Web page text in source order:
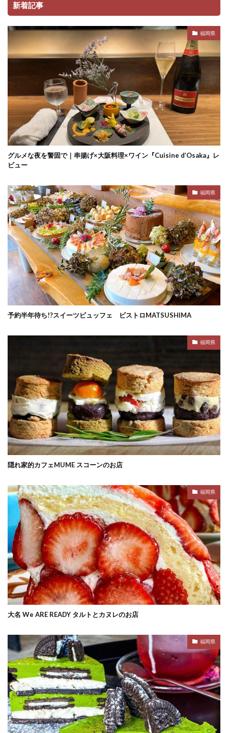
新着記事
福岡県
グルメな夜を警固で｜串揚げ×大阪料理×ワイン『Cuisine d’Osaka』レ
ビュー
福岡県
予約半年待ち!?スイーツビュッフェ ビストロMATSUSHIMA
福岡県
隠れ家的カフェMUME スコーンのお店
福岡県
大名 We ARE READY タルトとカヌレのお店
福岡県